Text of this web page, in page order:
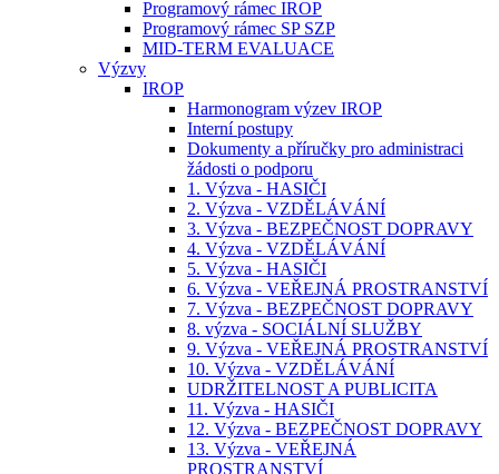
Programový rámec IROP
Programový rámec SP SZP
MID-TERM EVALUACE
Výzvy
IROP
Harmonogram výzev IROP
Interní postupy
Dokumenty a příručky pro administraci
žádosti o podporu
1. Výzva - HASIČI
2. Výzva - VZDĚLÁVÁNÍ
3. Výzva - BEZPEČNOST DOPRAVY
4. Výzva - VZDĚLÁVÁNÍ
5. Výzva - HASIČI
6. Výzva - VEŘEJNÁ PROSTRANSTVÍ
7. Výzva - BEZPEČNOST DOPRAVY
8. výzva - SOCIÁLNÍ SLUŽBY
9. Výzva - VEŘEJNÁ PROSTRANSTVÍ
10. Výzva - VZDĚLÁVÁNÍ
UDRŽITELNOST A PUBLICITA
11. Výzva - HASIČI
12. Výzva - BEZPEČNOST DOPRAVY
13. Výzva - VEŘEJNÁ
PROSTRANSTVÍ